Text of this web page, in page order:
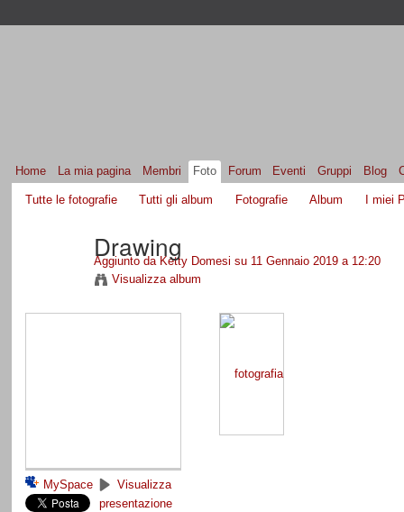
Home La mia pagina Membri Foto Forum Eventi Gruppi Blog
Tutte le fotografie Tutti gli album Fotografie Album I miei
Drawing
Aggiunto da Ketty Domesi su 11 Gennaio 2019 a 12:20
Visualizza album
MySpace
Visualizza
presentazione